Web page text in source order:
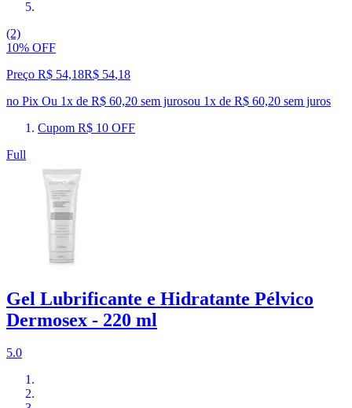
(2)
10% OFF
Preço R$ 54,18R$ 54,18
no Pix Ou 1x de R$ 60,20 sem jurosou 1x de R$ 60,20 sem juros
Cupom R$ 10 OFF
Full
Gel Lubrificante e Hidratante Pélvico
Dermosex - 220 ml
5.0